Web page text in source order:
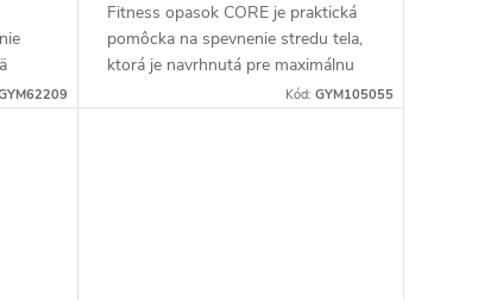
Fitness opasok CORE je praktická
pomôcka na spevnenie stredu tela,
ktorá je navrhnutá pre maximálnu
podporu pri silovom tréningu a
Kód: GYM105055